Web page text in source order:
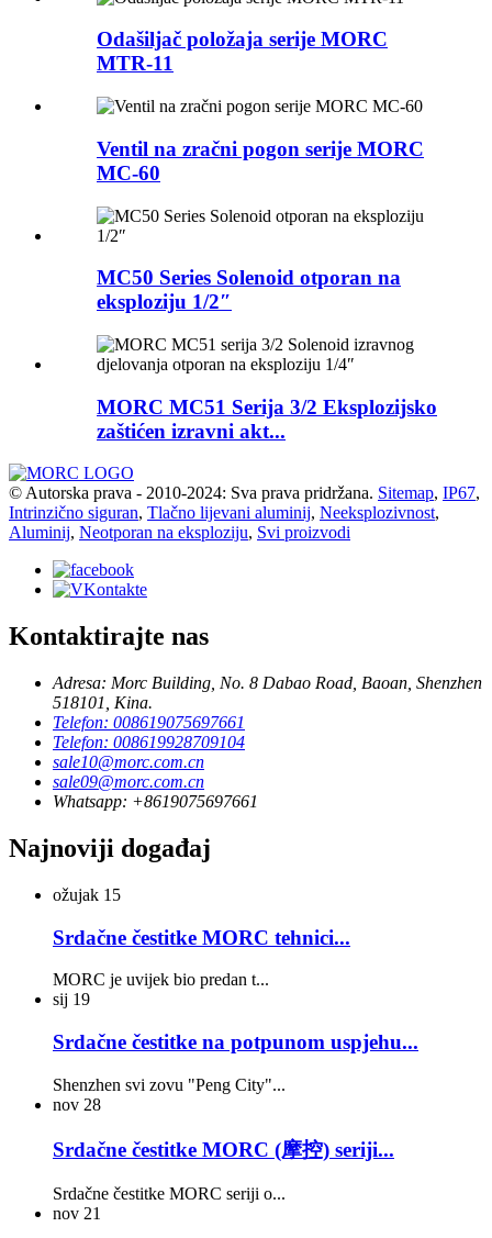
Odašiljač položaja serije MORC
MTR-11
Ventil na zračni pogon serije MORC
MC-60
MC50 Series Solenoid otporan na
eksploziju 1/2″
MORC MC51 Serija 3/2 Eksplozijsko
zaštićen izravni akt...
© Autorska prava - 2010-2024: Sva prava pridržana. Sitemap, IP67,
Intrinzično siguran, Tlačno lijevani aluminij, Neeksplozivnost,
Aluminij, Neotporan na eksploziju, Svi proizvodi
Kontaktirajte nas
Adresa: Morc Building, No. 8 Dabao Road, Baoan, Shenzhen
518101, Kina.
Telefon: 008619075697661
Telefon: 008619928709104
sale10@morc.com.cn
sale09@morc.com.cn
Whatsapp: +8619075697661
Najnoviji događaj
ožujak 15
Srdačne čestitke MORC tehnici...
MORC je uvijek bio predan t...
sij 19
Srdačne čestitke na potpunom uspjehu...
Shenzhen svi zovu "Peng City"...
nov 28
Srdačne čestitke MORC (摩控) seriji...
Srdačne čestitke MORC seriji o...
nov 21